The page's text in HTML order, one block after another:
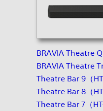
BRAVIA Theatre
BRAVIA Theatre
Theatre Bar 9（
Theatre Bar 8（
Theatre Bar 7（